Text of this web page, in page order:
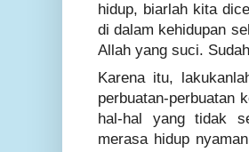
hidup, biarlah kita
di dalam kehidupan
Allah yang suci.
Karena itu,
perbuatan-perbuatan
hal-hal yang tidak
merasa hidup